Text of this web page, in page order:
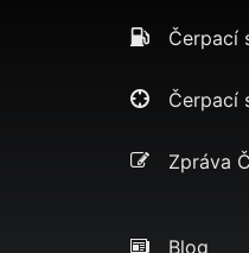
Čerpací
Čerpací
Zpráva
Blog